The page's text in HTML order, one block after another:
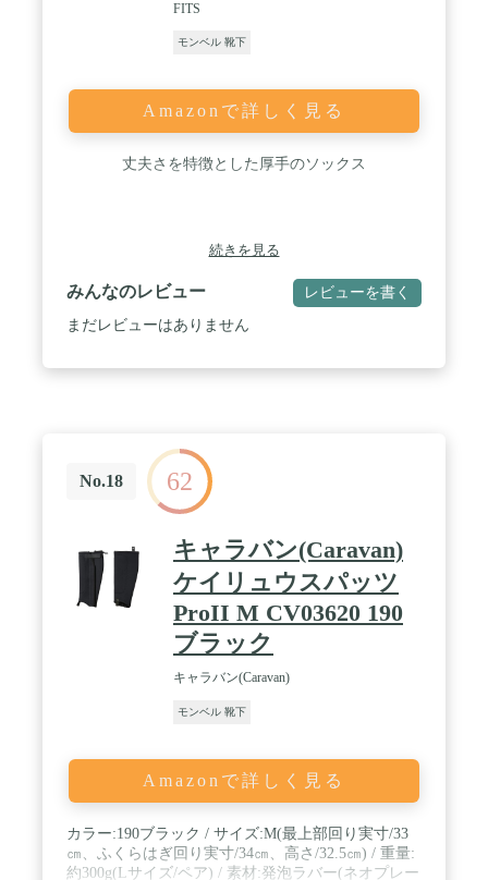
FITS
モンベル 靴下
Amazonで詳しく見る
丈夫さを特徴とした厚手のソックス
続きを見る
みんなのレビュー レビューを書く
まだレビューはありません
No.18 62
キャラバン(Caravan)
ケイリュウスパッツ
ProII M CV03620 190
ブラック
キャラバン(Caravan)
モンベル 靴下
Amazonで詳しく見る
カラー:190ブラック / サイズ:M(最上部回り実寸/33
㎝、ふくらはぎ回り実寸/34㎝、高さ/32.5㎝) / 重量:
約300g(Lサイズ/ペア) / 素材:発泡ラバー(ネオプレー